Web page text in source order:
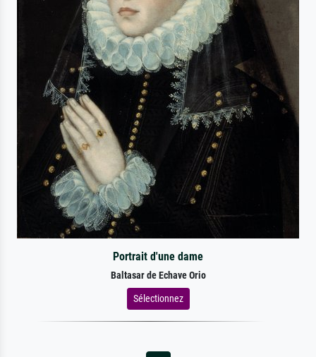
Portrait d'une dame
Baltasar de Echave Orio
Sélectionnez